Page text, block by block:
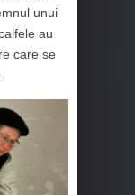
unui
au
care se